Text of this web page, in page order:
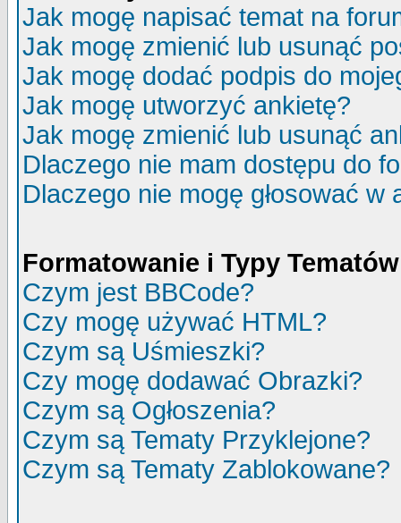
Jak mogę napisać temat na
Jak mogę zmienić lub usunąć
Jak mogę dodać podpis do
Jak mogę utworzyć ankietę?
Jak mogę zmienić lub usunąć
Dlaczego nie mam dostępu do
Dlaczego nie mogę głosować w
Formatowanie i Typy Tematów
Czym jest BBCode?
Czy mogę używać HTML?
Czym są Uśmieszki?
Czy mogę dodawać Obrazki?
Czym są Ogłoszenia?
Czym są Tematy Przyklejone?
Czym są Tematy Zablokowane?